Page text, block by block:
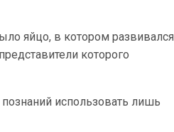
яйцо, в котором развивался
которого
использовать лишь